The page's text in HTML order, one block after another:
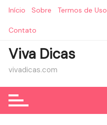
Início Sobre Termos de Uso
Contato
Viva Dicas
vivadicas.com